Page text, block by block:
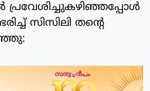
പ്രവേശിച്ചുകഴിഞ്ഞപ്പോള്‍
സിസിലി തന്റെ